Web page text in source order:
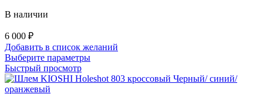
В наличии
6 000 ₽
Добавить в список желаний
Выберите параметрыЭтот
имеет
Быстрый просмотр